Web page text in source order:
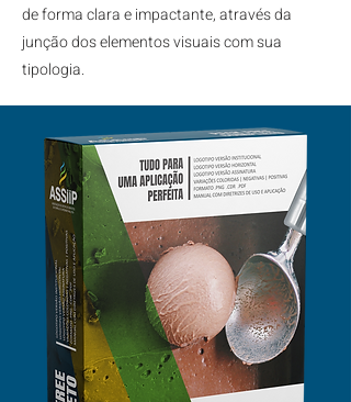
de forma clara e impactante, através da
junção dos elementos visuais com sua
tipologia.